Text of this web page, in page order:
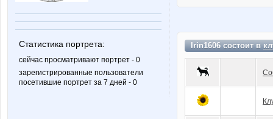
Статистика портрета:
сейчас просматривают портрет - 0
зарегистрированные пользователи
посетившие портрет за 7 дней - 0
Irin1606 состоит в